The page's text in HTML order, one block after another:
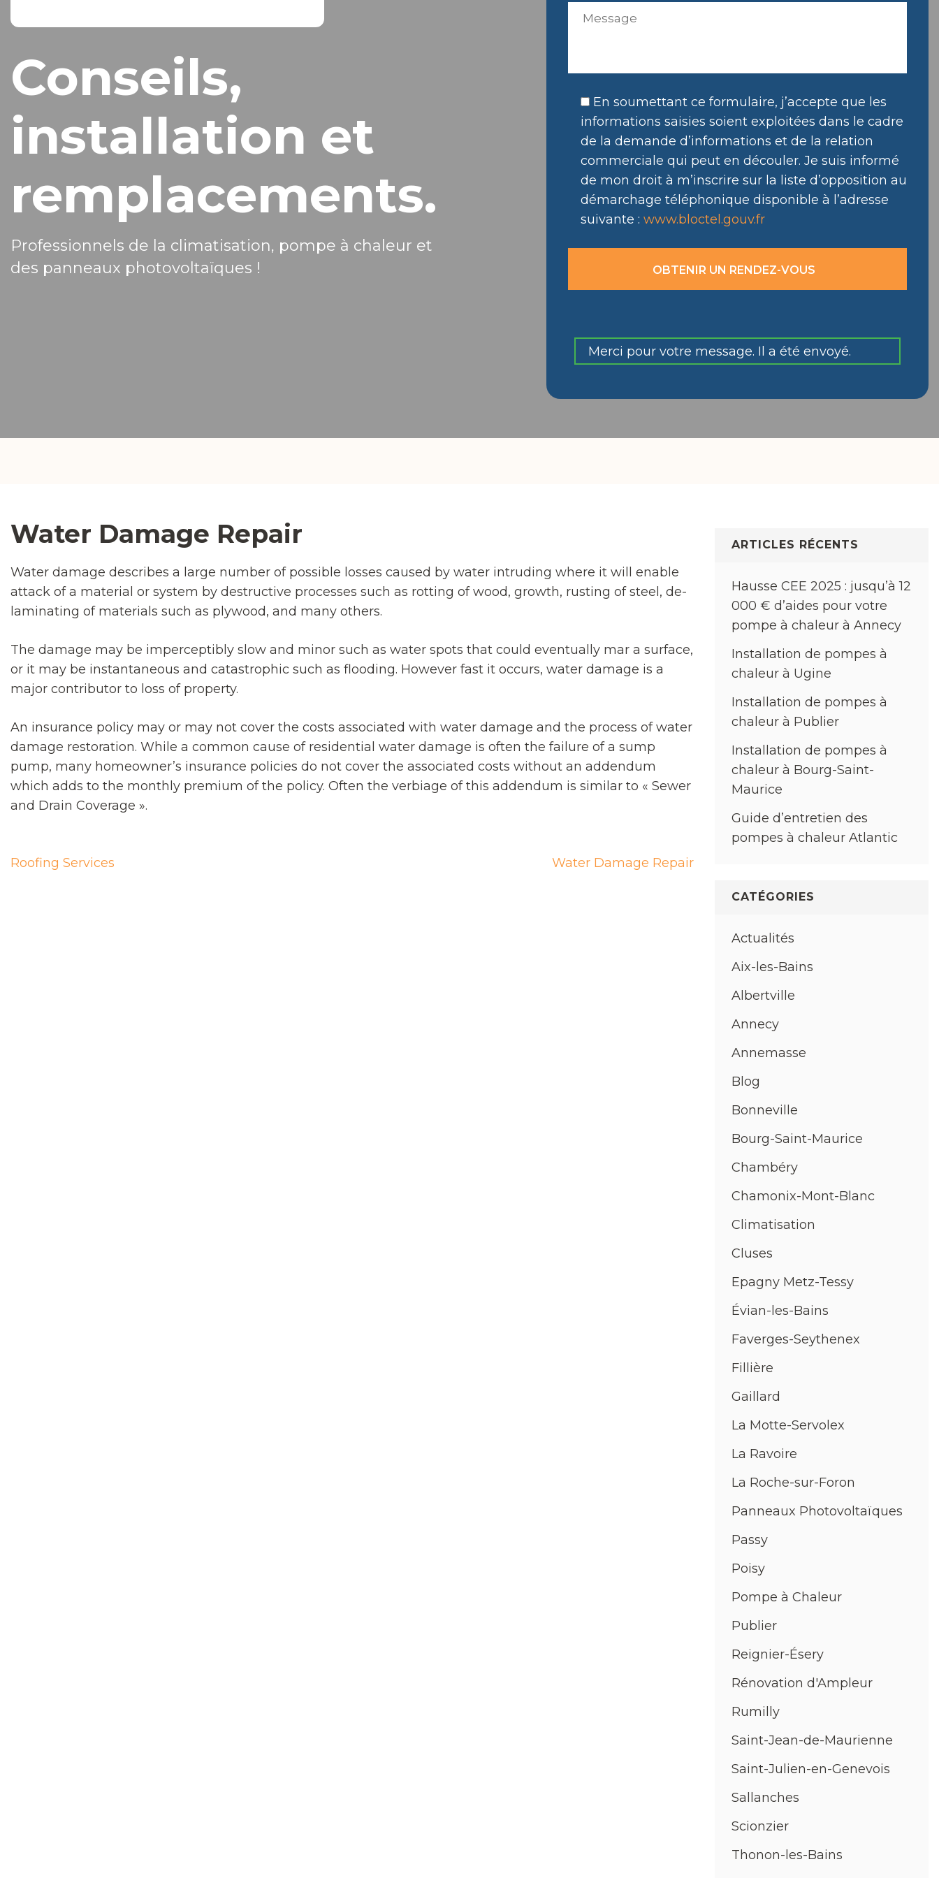
Conseils,
installation et
remplacements.
Professionnels de la climatisation, pompe à chaleur et
des panneaux photovoltaïques !
En soumettant ce formulaire, j’accepte que les
informations saisies soient exploitées dans le cadre
de la demande d’informations et de la relation
commerciale qui peut en découler. Je suis informé
de mon droit à m’inscrire sur la liste d’opposition au
démarchage téléphonique disponible à l’adresse
suivante : www.bloctel.gouv.fr
Merci pour votre message. Il a été envoyé.
Water Damage Repair
Water damage describes a large number of possible losses caused by water intruding where it will enable
attack of a material or system by destructive processes such as rotting of wood, growth, rusting of steel, de-
laminating of materials such as plywood, and many others.
The damage may be imperceptibly slow and minor such as water spots that could eventually mar a surface,
or it may be instantaneous and catastrophic such as flooding. However fast it occurs, water damage is a
major contributor to loss of property.
An insurance policy may or may not cover the costs associated with water damage and the process of water
damage restoration. While a common cause of residential water damage is often the failure of a sump
pump, many homeowner’s insurance policies do not cover the associated costs without an addendum
which adds to the monthly premium of the policy. Often the verbiage of this addendum is similar to « Sewer
and Drain Coverage ».
Navigation
Roofing Services Water Damage Repair
ARTICLES RÉCENTS
Hausse CEE 2025 : jusqu’à 12
000 € d’aides pour votre
pompe à chaleur à Annecy
Installation de pompes à
chaleur à Ugine
Installation de pompes à
chaleur à Publier
Installation de pompes à
chaleur à Bourg-Saint-
Maurice
Guide d’entretien des
pompes à chaleur Atlantic
CATÉGORIES
Actualités
Aix-les-Bains
Albertville
Annecy
Annemasse
Blog
Bonneville
Bourg-Saint-Maurice
Chambéry
Chamonix-Mont-Blanc
Climatisation
Cluses
Epagny Metz-Tessy
Évian-les-Bains
Faverges-Seythenex
Fillière
Gaillard
La Motte-Servolex
La Ravoire
La Roche-sur-Foron
Panneaux Photovoltaïques
Passy
Poisy
Pompe à Chaleur
Publier
Reignier-Ésery
Rénovation d'Ampleur
Rumilly
Saint-Jean-de-Maurienne
Saint-Julien-en-Genevois
Sallanches
Scionzier
Thonon-les-Bains